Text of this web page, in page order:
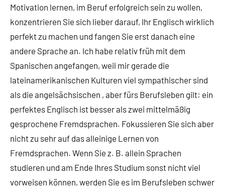
Motivation lernen, im Beruf erfolgreich sein zu wollen,
konzentrieren Sie sich lieber darauf, Ihr Englisch wirklich
perfekt zu machen und fangen Sie erst danach eine
andere Sprache an. Ich habe relativ früh mit dem
Spanischen angefangen, weil mir gerade die
lateinamerikanischen Kulturen viel sympathischer sind
als die angelsächsischen , aber fürs Berufsleben gilt: ein
perfektes Englisch ist besser als zwei mittelmäßig
gesprochene Fremdsprachen. Fokussieren Sie sich aber
nicht zu sehr auf das alleinige Lernen von
Fremdsprachen. Wenn Sie z. B. allein Sprachen
studieren und am Ende Ihres Studium sonst nicht viel
vorweisen können, werden Sie es im Berufsleben schwer